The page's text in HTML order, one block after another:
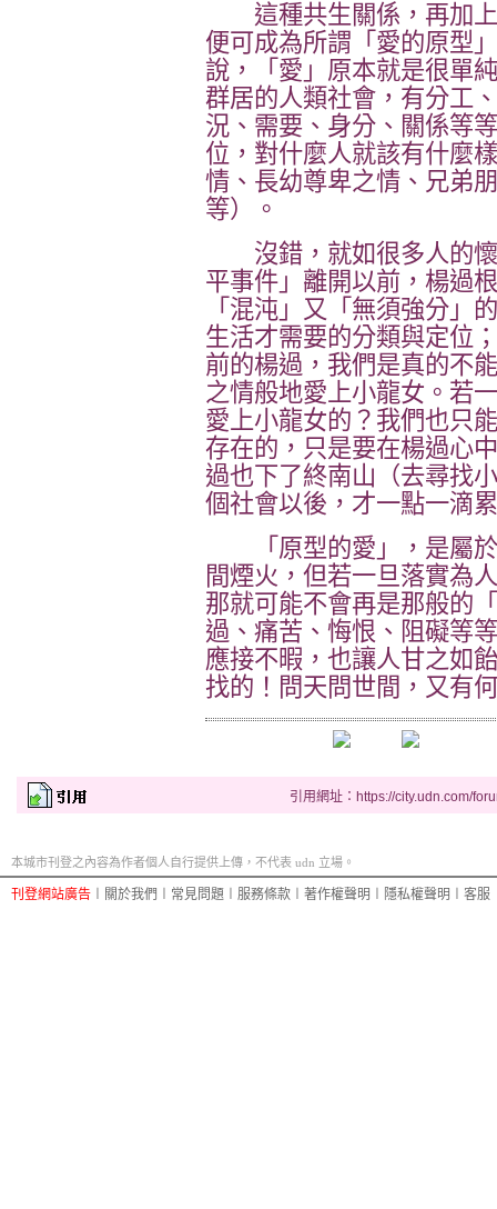
這種共生關係，再加上
便可成為所謂「愛的原型
說，「愛」原本就是很單
群居的人類社會，有分工
況、需要、身分、關係等
位，對什麼人就該有什麼
情、長幼尊卑之情、兄弟
等）。
沒錯，就如很多人的懷
平事件」離開以前，楊過
「混沌」又「無須強分」
生活才需要的分類與定位
前的楊過，我們是真的不
之情般地愛上小龍女。若
愛上小龍女的？我們也只
存在的，只是要在楊過心
過也下了終南山（去尋找
個社會以後，才一點一滴
「原型的愛」，是屬於
間煙火，但若一旦落實為
那就可能不會再是那般的
過、痛苦、悔恨、阻礙等
應接不暇，也讓人甘之如
找的！問天問世間，又有
引用網址：https://city.udn.com/
本城市刊登之內容為作者個人自行提供上傳，不代表 udn 立場。
刊登網站廣告 關於我們 常見問題 服務條款 著作權聲明 隱私權聲明 客服